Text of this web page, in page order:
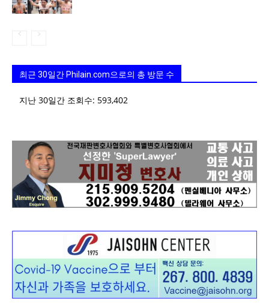
최근 30일간 Philain.com으로의 총 방문 수
지난 30일간 조회수: 593,402